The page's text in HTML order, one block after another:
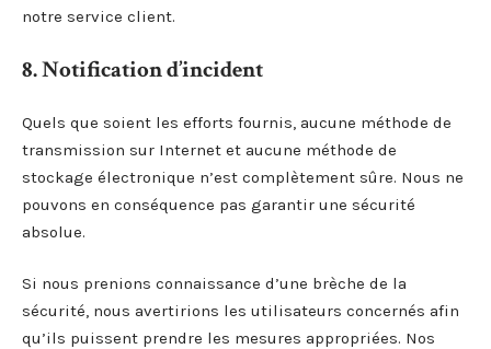
notre service client.
8. Notification d’incident
Quels que soient les efforts fournis, aucune méthode de
transmission sur Internet et aucune méthode de
stockage électronique n’est complètement sûre. Nous ne
pouvons en conséquence pas garantir une sécurité
absolue.
Si nous prenions connaissance d’une brèche de la
sécurité, nous avertirions les utilisateurs concernés afin
qu’ils puissent prendre les mesures appropriées. Nos